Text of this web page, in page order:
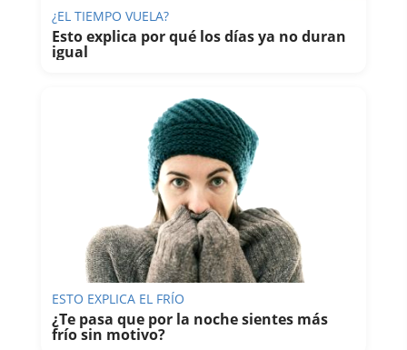
¿EL TIEMPO VUELA?
Esto explica por qué los días ya no duran
igual
ESTO EXPLICA EL FRÍO
¿Te pasa que por la noche sientes más
frío sin motivo?